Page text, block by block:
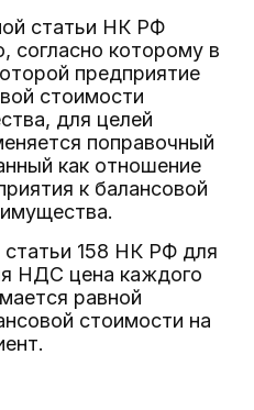
статьи НК РФ
согласно которому в
предприятие
стоимости
для целей
поправочный
как отношение
к балансовой
статьи 158 НК РФ для
НДС цена каждого
равной
стоимости на